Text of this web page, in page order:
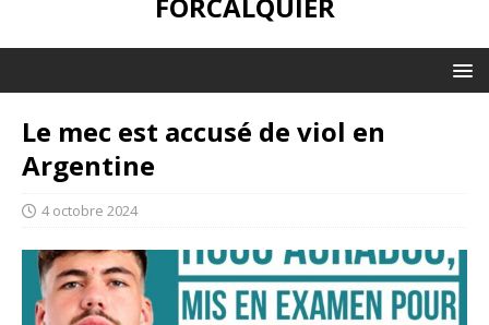
FORCALQUIER
Le mec est accusé de viol en
Argentine
4 octobre 2024